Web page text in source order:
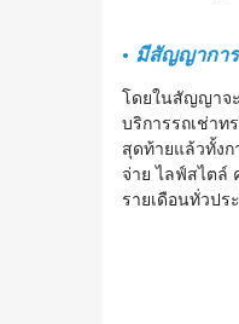
• มีสัญญากา
โดยในสัญญาจ
บริการรถเช่าท
สุดท้ายแล้วทั้งก
จ่าย ไลฟ์สไตล์
รายเดือนทั่วปร